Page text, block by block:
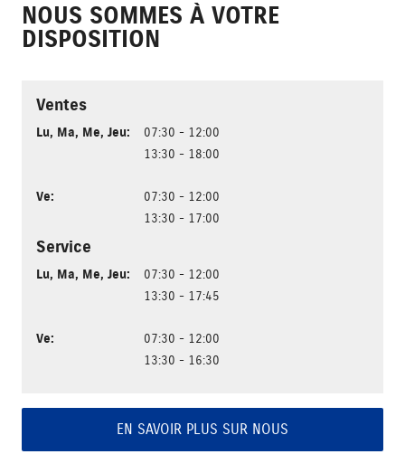
NOUS SOMMES À VOTRE
DISPOSITION
Ventes
Lu, Ma, Me, Jeu:
07:30 - 12:00
13:30 - 18:00
Ve:
07:30 - 12:00
13:30 - 17:00
Service
Lu, Ma, Me, Jeu:
07:30 - 12:00
13:30 - 17:45
Ve:
07:30 - 12:00
13:30 - 16:30
EN SAVOIR PLUS SUR NOUS